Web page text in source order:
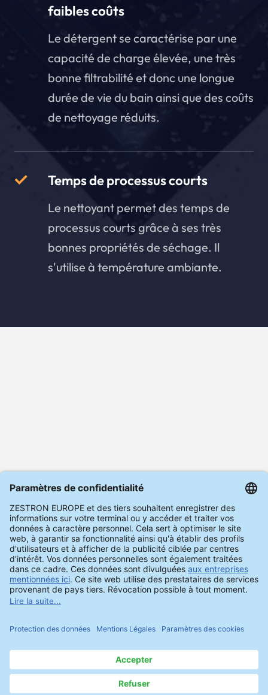
faibles coûts
Le détergent se caractérise par une
capacité de charge élevée, une très
bonne filtrabilité et donc une longue
durée de vie du bain ainsi que des coûts
de nettoyage réduits.
Temps de processus courts
Le nettoyant permet des temps de
processus courts grâce à ses très
bonnes propriétés de séchage. Il
s'utilise à température ambiante.